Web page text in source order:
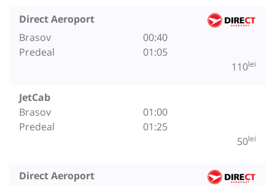
Direct Aeroport
Brasov
Predeal
00:40
01:05
110lei
JetCab
Brasov
Predeal
01:00
01:25
50lei
Direct Aeroport